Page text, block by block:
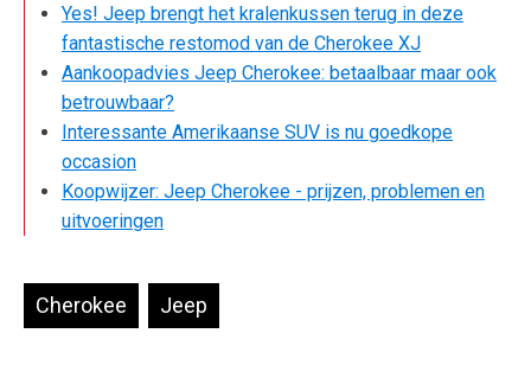
Yes! Jeep brengt het kralenkussen terug in deze
fantastische restomod van de Cherokee XJ
Aankoopadvies Jeep Cherokee: betaalbaar maar ook
betrouwbaar?
Interessante Amerikaanse SUV is nu goedkope
occasion
Koopwijzer: Jeep Cherokee - prijzen, problemen en
uitvoeringen
Cherokee Jeep